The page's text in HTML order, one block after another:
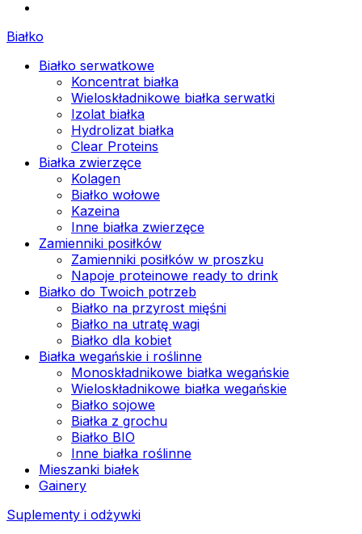
Białko
Białko serwatkowe
Koncentrat białka
Wieloskładnikowe białka serwatki
Izolat białka
Hydrolizat białka
Clear Proteins
Białka zwierzęce
Kolagen
Białko wołowe
Kazeina
Inne białka zwierzęce
Zamienniki posiłków
Zamienniki posiłków w proszku
Napoje proteinowe ready to drink
Białko do Twoich potrzeb
Białko na przyrost mięśni
Białko na utratę wagi
Białko dla kobiet
Białka wegańskie i roślinne
Monoskładnikowe białka wegańskie
Wieloskładnikowe białka wegańskie
Białko sojowe
Białka z grochu
Białko BIO
Inne białka roślinne
Mieszanki białek
Gainery
Suplementy i odżywki